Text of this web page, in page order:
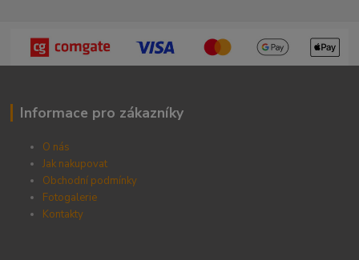
Informace pro zákazníky
O nás
Jak nakupovat
Obchodní podmínky
Fotogalerie
Kontakty